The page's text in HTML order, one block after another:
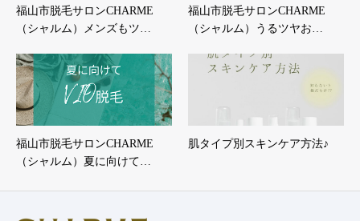
福山市脱毛サロンCHARME
（シャルム）メンズもツ…
福山市脱毛サロンCHARME
（シャルム）うるツヤお…
福山市脱毛サロンCHARME
（シャルム）夏に向けて…
肌タイプ別スキンケア方法♪